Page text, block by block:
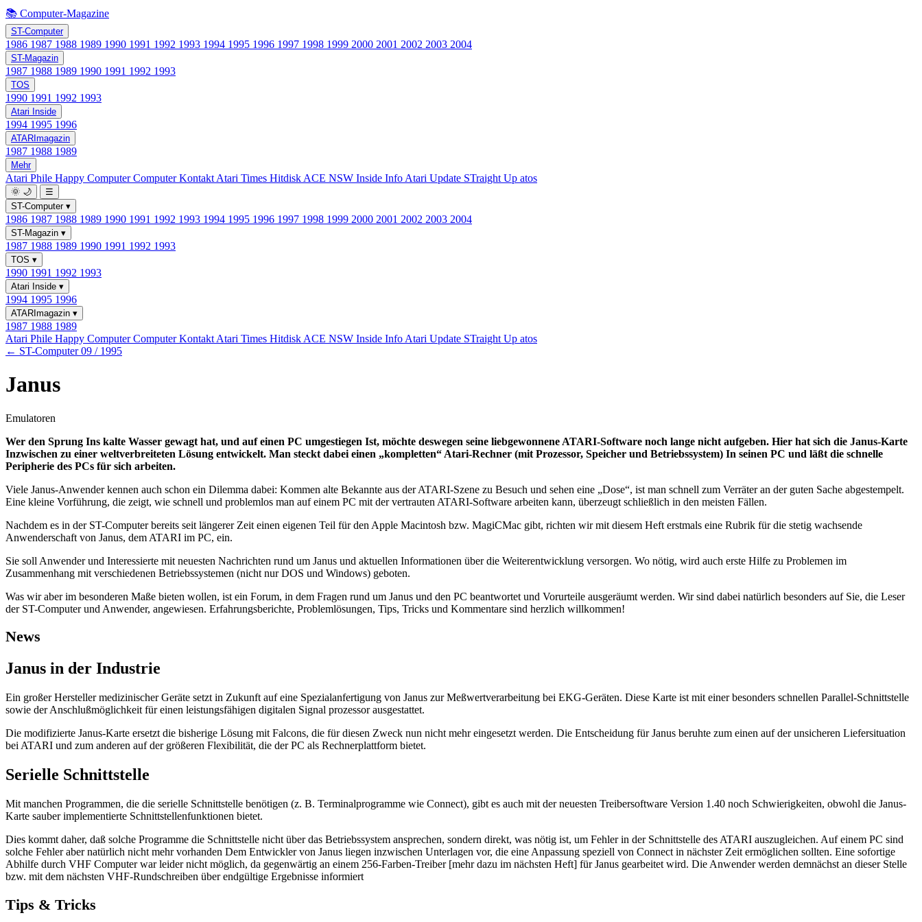
📚 Computer-Magazine
ST-Computer
1986 1987 1988 1989 1990 1991 1992 1993 1994 1995 1996 1997 1998 1999 2000 2001 2002 2003 2004
ST-Magazin
1987 1988 1989 1990 1991 1992 1993
TOS
1990 1991 1992 1993
Atari Inside
1994 1995 1996
ATARImagazin
1987 1988 1989
Mehr
Atari Phile Happy ComputerComputer Kontakt Atari Times Hitdisk ACE NSW Inside Info Atari Update STraight Up atos
🌞 🌙
☰
ST-Computer ▾
1986 1987 1988 1989 1990 1991 1992 1993 1994 1995 1996 1997 1998 1999 2000 2001 2002 2003 2004
ST-Magazin ▾
1987 1988 1989 1990 1991 1992 1993
TOS ▾
1990 1991 1992 1993
Atari Inside ▾
1994 1995 1996
ATARImagazin ▾
1987 1988 1989
Atari Phile Happy ComputerComputer Kontakt Atari Times Hitdisk ACE NSW Inside Info Atari Update STraight Up atos
← ST-Computer 09 / 1995
Janus
Emulatoren
Wer den Sprung Ins kalte Wasser gewagt hat, und auf einen PC umgestiegen Ist, möchte deswegen seine liebgewonnene ATARI-Software noch lange nicht aufgeben. Hier hat sich die Janus-Karte
Inzwischen zu einer weltverbreiteten Lösung entwickelt. Man steckt dabei einen „kompletten“ Atari-Rechner (mit Prozessor, Speicher und Betriebssystem) In seinen PC und läßt die schnelle
Peripherie des PCs für sich arbeiten.
Viele Janus-Anwender kennen auch schon ein Dilemma dabei: Kommen alte Bekannte aus der ATARI-Szene zu Besuch und sehen eine „Dose“, ist man schnell zum Verräter an der guten Sache abgestempelt.
Eine kleine Vorführung, die zeigt, wie schnell und problemlos man auf einem PC mit der vertrauten ATARI-Software arbeiten kann, überzeugt schließlich in den meisten Fällen.
Nachdem es in der ST-Computer bereits seit längerer Zeit einen eigenen Teil für den Apple Macintosh bzw. MagiCMac gibt, richten wir mit diesem Heft erstmals eine Rubrik für die stetig wachsende
Anwenderschaft von Janus, dem ATARI im PC, ein.
Sie soll Anwender und Interessierte mit neuesten Nachrichten rund um Janus und aktuellen Informationen über die Weiterentwicklung versorgen. Wo nötig, wird auch erste Hilfe zu Problemen im
Zusammenhang mit verschiedenen Betriebssystemen (nicht nur DOS und Windows) geboten.
Was wir aber im besonderen Maße bieten wollen, ist ein Forum, in dem Fragen rund um Janus und den PC beantwortet und Vorurteile ausgeräumt werden. Wir sind dabei natürlich besonders auf Sie, die Leser
der ST-Computer und Anwender, angewiesen. Erfahrungsberichte, Problemlösungen, Tips, Tricks und Kommentare sind herzlich willkommen!
News
Janus in der Industrie
Ein großer Hersteller medizinischer Geräte setzt in Zukunft auf eine Spezialanfertigung von Janus zur Meßwertverarbeitung bei EKG-Geräten. Diese Karte ist mit einer besonders schnellen Parallel-Schnittstelle
sowie der Anschlußmöglichkeit für einen leistungsfähigen digitalen Signal prozessor ausgestattet.
Die modifizierte Janus-Karte ersetzt die bisherige Lösung mit Falcons, die für diesen Zweck nun nicht mehr eingesetzt werden. Die Entscheidung für Janus beruhte zum einen auf der unsicheren Liefersituation
bei ATARI und zum anderen auf der größeren Flexibilität, die der PC als Rechnerplattform bietet.
Serielle Schnittstelle
Mit manchen Programmen, die die serielle Schnittstelle benötigen (z. B. Terminalprogramme wie Connect), gibt es auch mit der neuesten Treibersoftware Version 1.40 noch Schwierigkeiten, obwohl die Janus-
Karte sauber implementierte Schnittstellenfunktionen bietet.
Dies kommt daher, daß solche Programme die Schnittstelle nicht über das Betriebssystem ansprechen, sondern direkt, was nötig ist, um Fehler in der Schnittstelle des ATARI auszugleichen. Auf einem PC sind
solche Fehler aber natürlich nicht mehr vorhanden Dem Entwickler von Janus liegen inzwischen Unterlagen vor, die eine Anpassung speziell von Connect in nächster Zeit ermöglichen sollten. Eine sofortige
Abhilfe durch VHF Computer war leider nicht möglich, da gegenwärtig an einem 256-Farben-Treiber [mehr dazu im nächsten Heft] für Janus gearbeitet wird. Die Anwender werden demnächst an dieser Stelle
bzw. mit dem nächsten VHF-Rundschreiben über endgültige Ergebnisse informiert
Tips & Tricks